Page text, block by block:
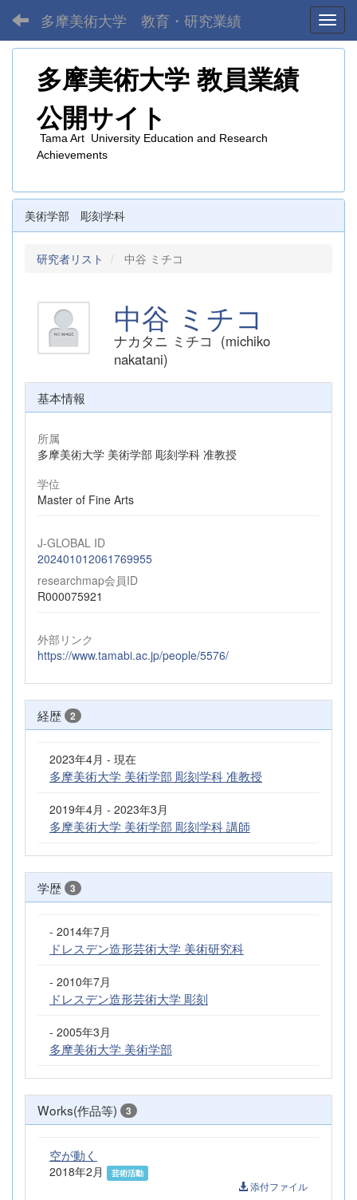
多摩美術大学 教育・研究業績
多摩美術大学 教員業績
公開サイト
Tama Art University Education and Research
Achievements
美術学部 彫刻学科
研究者リスト 中谷 ミチコ
中谷 ミチコ
ナカタニ ミチコ (michiko
nakatani)
基本情報
所属
多摩美術大学 美術学部 彫刻学科 准教授
学位
Master of Fine Arts
J-GLOBAL ID
202401012061769955
researchmap会員ID
R000075921
外部リンク
https://www.tamabi.ac.jp/people/5576/
経歴 2
2023年4月 - 現在
多摩美術大学 美術学部 彫刻学科 准教授
2019年4月 - 2023年3月
多摩美術大学 美術学部 彫刻学科 講師
学歴 3
- 2014年7月
ドレスデン造形芸術大学 美術研究科
- 2010年7月
ドレスデン造形芸術大学 彫刻
- 2005年3月
多摩美術大学 美術学部
Works(作品等) 3
空が動く
2018年2月 芸術活動
添付ファイル